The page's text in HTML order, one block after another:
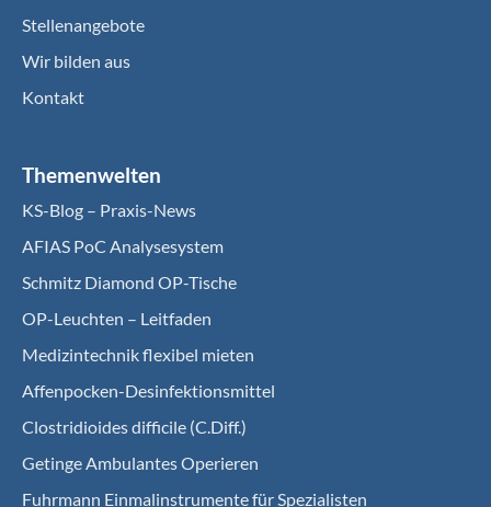
Stellenangebote
Wir bilden aus
Kontakt
Themenwelten
KS-Blog – Praxis-News
AFIAS PoC Analysesystem
Schmitz Diamond OP-Tische
OP-Leuchten – Leitfaden
Medizintechnik flexibel mieten
Affenpocken-Desinfektionsmittel
Clostridioides difficile (C.Diff.)
Getinge Ambulantes Operieren
Fuhrmann Einmalinstrumente für Spezialisten